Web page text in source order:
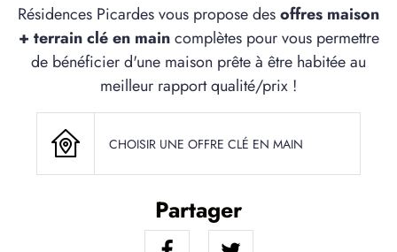
SERVICE BDL EXTENSION
ARTICLES
Résidences Picardes vous propose desoffres maison
+ terrain clé en maincomplètes pour vous permettre
de bénéficier d'une maison prête à être habitée au
meilleur rapport qualité/prix !
CHOISIR UNE OFFRE CLÉ EN MAIN
Partager